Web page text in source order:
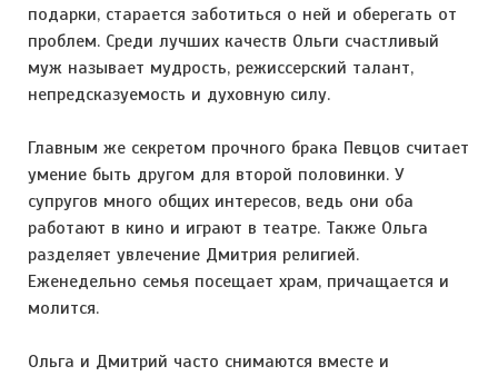
подарки, старается заботиться о ней и оберегать от
проблем. Среди лучших качеств Ольги счастливый
муж называет мудрость, режиссерский талант,
непредсказуемость и духовную силу.
Главным же секретом прочного брака Певцов считает
умение быть другом для второй половинки. У
супругов много общих интересов, ведь они оба
работают в кино и играют в театре. Также Ольга
разделяет увлечение Дмитрия религией.
Еженедельно семья посещает храм, причащается и
молится.
Ольга и Дмитрий часто снимаются вместе и